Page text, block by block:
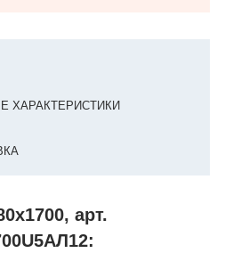
ХАРАКТЕРИСТИКИ
арт.